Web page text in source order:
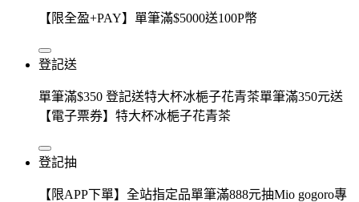
【限全盈+PAY】單筆滿$5000送100P幣
登記送
單筆滿$350 登記送特大杯冰梔子花青茶單筆滿350元送
【電子票券】特大杯冰梔子花青茶
登記抽
【限APP下單】全站指定品單筆滿888元抽Mio gogoro專